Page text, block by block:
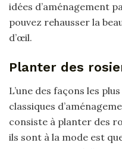
idées d’aménagement
pouvez rehausser la
d’œil.
Planter des
L’une des façons les
classiques
consiste à planter des
ils sont à la mode est